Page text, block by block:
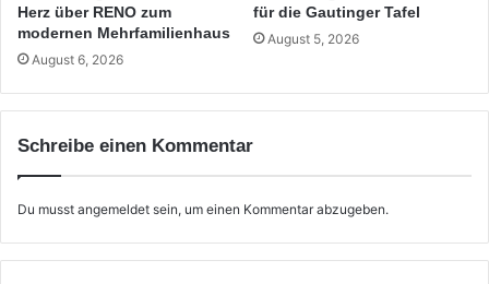
Herz über RENO zum
modernen Mehrfamilienhaus
August 6, 2026
für die Gautinger Tafel
August 5, 2026
Schreibe einen Kommentar
Du musst angemeldet sein, um einen Kommentar abzugeben.